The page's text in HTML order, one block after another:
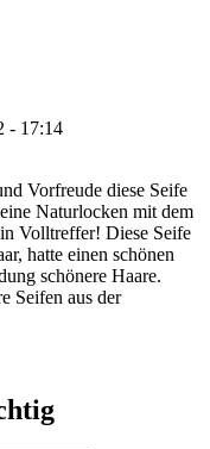
- 17:14
Vorfreude diese Seife
Naturlocken mit dem
Volltreffer! Diese Seife
hatte einen schönen
schönere Haare.
Seifen aus der